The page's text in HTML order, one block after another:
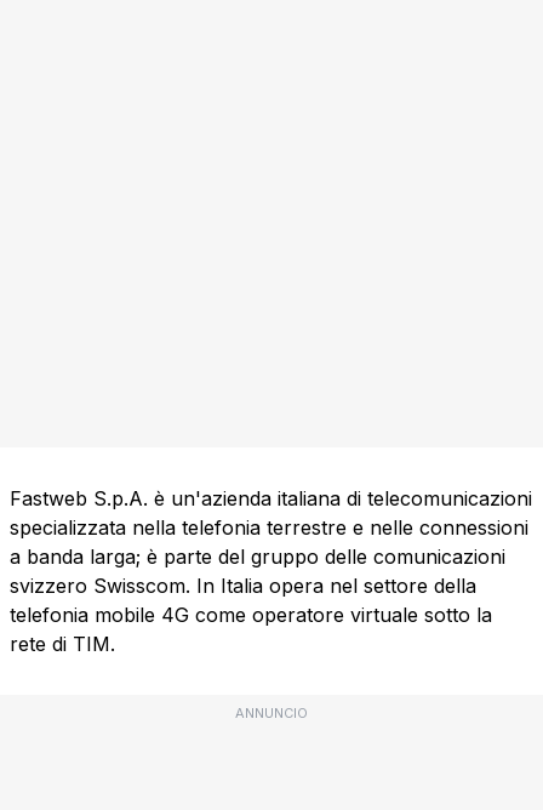
Fastweb S.p.A. è un'azienda italiana di telecomunicazioni
specializzata nella telefonia terrestre e nelle connessioni
a banda larga; è parte del gruppo delle comunicazioni
svizzero Swisscom. In Italia opera nel settore della
telefonia mobile 4G come operatore virtuale sotto la
rete di TIM.
ANNUNCIO